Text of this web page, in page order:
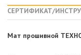
СЕРТИФИКАТ/
Мат прошивной